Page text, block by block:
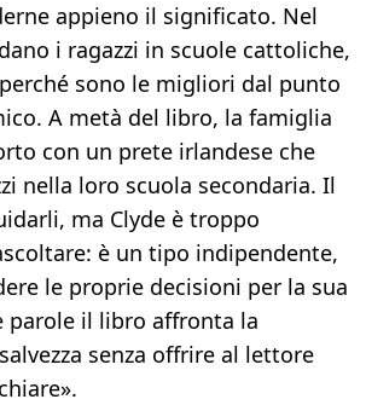
appieno il significato. Nel
i ragazzi in scuole cattoliche,
sono le migliori dal punto
A metà del libro, la famiglia
con un prete irlandese che
nella loro scuola secondaria. Il
ma Clyde è troppo
è un tipo indipendente,
le proprie decisioni per la sua
parole il libro affronta la
senza offrire al lettore